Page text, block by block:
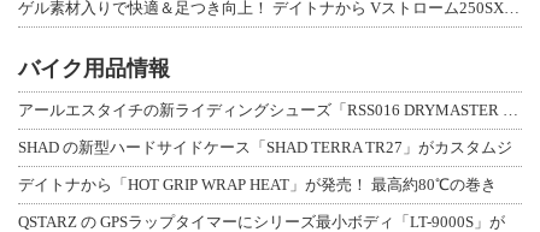
バイク用品情報
SHAD の新型ハードサイドケース「SHAD TERRA TR27」がカスタムジ
デイトナから「HOT GRIP WRAP HEAT」が発売！ 最高約80℃の巻き
QSTARZ の GPSラップタイマーにシリーズ最小ボディ「LT-9000S」が